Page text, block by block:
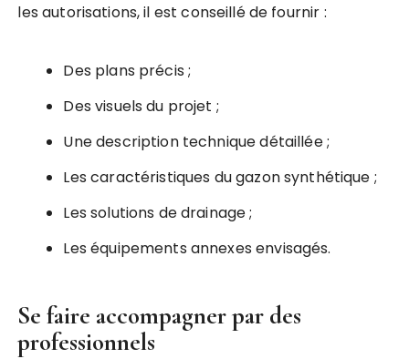
les autorisations, il est conseillé de fournir :
Des plans précis ;
Des visuels du projet ;
Une description technique détaillée ;
Les caractéristiques du gazon synthétique ;
Les solutions de drainage ;
Les équipements annexes envisagés.
Se faire accompagner par des
professionnels